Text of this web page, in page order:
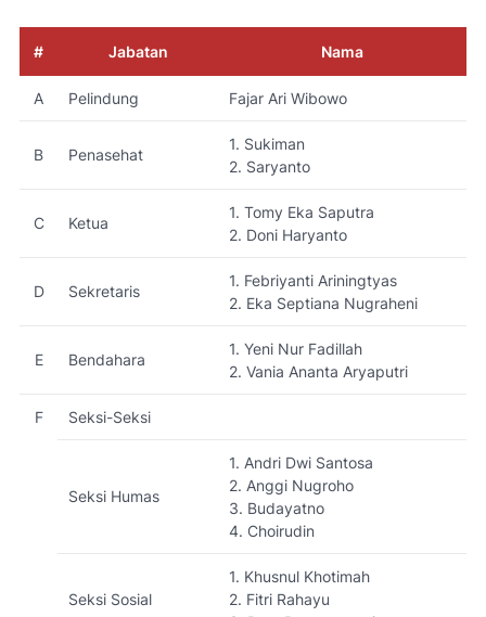
# Jabatan Nama
A Pelindung Fajar Ari Wibowo
B Penasehat
1. Sukiman
2. Saryanto
C Ketua
1. Tomy Eka Saputra
2. Doni Haryanto
D Sekretaris
1. Febriyanti Ariningtyas
2. Eka Septiana Nugraheni
E Bendahara
1. Yeni Nur Fadillah
2. Vania Ananta Aryaputri
F Seksi-Seksi
Seksi Humas
1. Andri Dwi Santosa
2. Anggi Nugroho
3. Budayatno
4. Choirudin
Seksi Sosial
1. Khusnul Khotimah
2. Fitri Rahayu